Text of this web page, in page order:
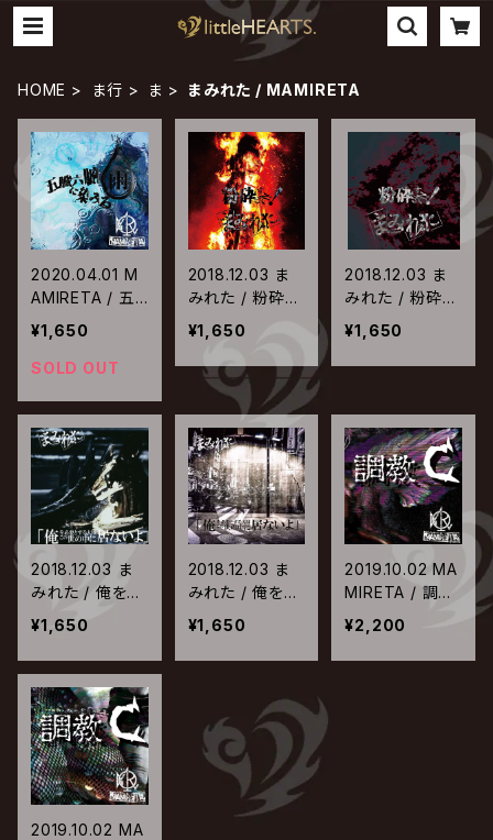
HOME ま行 ま まみれた / MAMIRETA
2020.04.01 M
AMIRETA / 五
臓六腑に染みる
¥1,650
SOLD OUT
2018.12.03 ま
みれた / 粉砕す
るぞ!【TYPE-A】
¥1,650
2018.12.03 ま
みれた / 粉砕す
るぞ!【TYPE-B】
¥1,650
2018.12.03 ま
みれた / 俺を必
要とする人はこ
の世の中に居な
いよ【TYPE-B】
¥1,650
2018.12.03 ま
みれた / 俺を必
要とする人はこ
の世の中に居な
いよ【TYPE-A】
¥1,650
2019.10.02 MA
MIRETA / 調教
C【TYPE-A】
¥2,200
2019.10.02 MA